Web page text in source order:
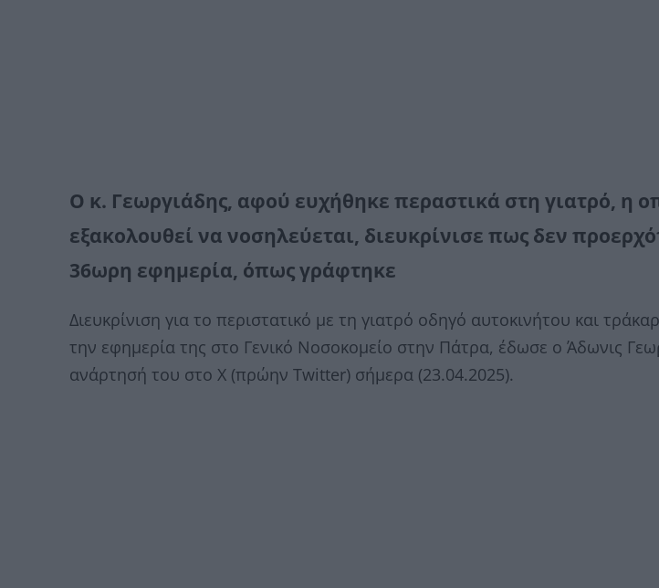
Ο κ. Γεωργιάδης, αφού ευχήθηκε περαστικά στη γιατρό, η
εξακολουθεί να νοσηλεύεται, διευκρίνισε πως δεν
36ωρη εφημερία, όπως γράφτηκε
Διευκρίνιση για το περιστατικό με τη γιατρό οδηγό αυτοκινήτου και
την εφημερία της στο Γενικό Νοσοκομείο στην Πάτρα, έδωσε ο Άδωνις
ανάρτησή του στο Χ (πρώην Twitter) σήμερα (23.04.2025).